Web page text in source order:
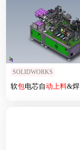
SOLIDWORKS
软包电芯自动上料&焊接设备sw18